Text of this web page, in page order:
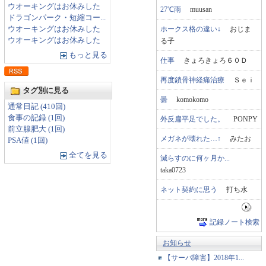
ウオーキングはお休みした
ドラゴンパーク・短縮コー...
ウオーキングはお休みした
ウオーキングはお休みした
もっと見る
タグ別に見る
通常日記 (410回)
食事の記録 (1回)
前立腺肥大 (1回)
PSA値 (1回)
全てを見る
27℃雨 muusan
ホークス格の違い↓ おじま
る子
仕事 きょろきょろ６０Ｄ
再度鎖骨神経痛治療 Ｓｅｉ
曇 komokomo
外反扁平足でした。 PONPY
メガネが壊れた…↑ みたお
減らすのに何ヶ月か...
taka0723
ネット契約に思う 打ち水
記録ノート検索
お知らせ
【サーバ障害】2018年1...